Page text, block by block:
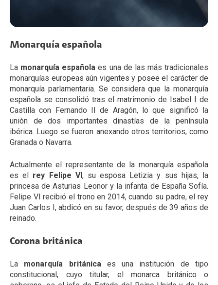
Monarquía española
La monarquía española es una de las más tradicionales
monarquías europeas aún vigentes y posee el carácter de
monarquía parlamentaria. Se considera que la monarquía
española se consolidó tras el matrimonio de Isabel I de
Castilla con Fernando II de Aragón, lo que significó la
unión de dos importantes dinastías de la península
ibérica. Luego se fueron anexando otros territorios, como
Granada o Navarra.
Actualmente el representante de la monarquía española
es el rey Felipe VI, su esposa Letizia y sus hijas, la
princesa de Asturias Leonor y la infanta de España Sofía.
Felipe VI recibió el trono en 2014, cuando su padre, el rey
Juan Carlos I, abdicó en su favor, después de 39 años de
reinado.
Corona británica
La monarquía británicaes una institución de tipo
constitucional, cuyo titular, el monarca británico o